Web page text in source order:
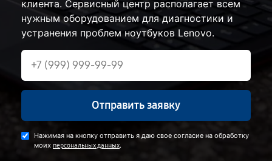
клиента. Сервисный центр располагает всем
нужным оборудованием для диагностики и
устранения проблем ноутбуков Lenovo.
Отправить заявку
Нажимая на кнопку отправить я даю свое согласие на обработку
моих персональных данных.